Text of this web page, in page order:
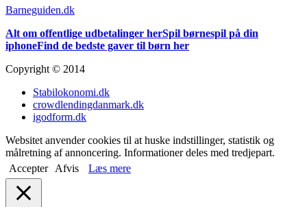
Barneguiden.dk
Alt om offentlige udbetalinger herSpil børnespil på din
iphoneFind de bedste gaver til børn her
Copyright © 2014
Stabilokonomi.dk
crowdlendingdanmark.dk
igodform.dk
Websitet anvender cookies til at huske indstillinger, statistik og
målretning af annoncering. Informationer deles med tredjepart.
Accepter
Afvis Læs mere